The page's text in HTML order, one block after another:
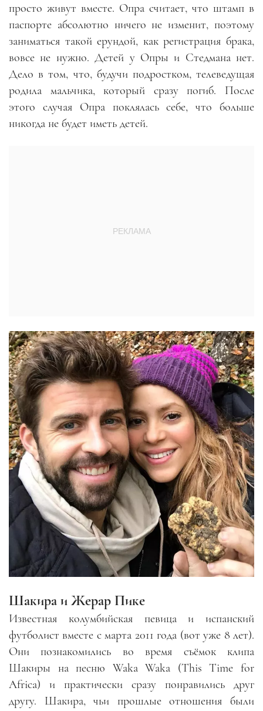
просто живут вместе. Опра считает, что штамп в
паспорте абсолютно ничего не изменит, поэтому
заниматься такой ерундой, как регистрация брака,
вовсе не нужно. Детей у Опры и Стедмана нет.
Дело в том, что,будучи подростком,телеведущая
родила мальчика, который сразу погиб. После
этого случая Опра поклялась себе, что больше
никогда не будет иметь детей.
Шакира и Жерар Пике
Известная колумбийская певица и испанский
футболист вместе с марта 2011 года (вот уже 8 лет).
Они познакомились во время съёмок клипа
Шакиры на песню Waka Waka (This Time for
Africa) и практически сразу понравились друг
другу. Шакира, чьи прошлые отношения были